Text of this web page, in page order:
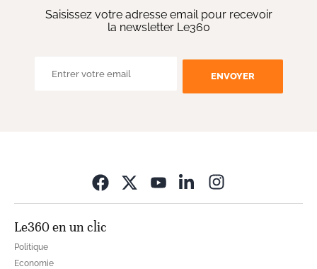
Saisissez votre adresse email pour recevoir
la newsletter Le360
ENVOYER
Le360 en un clic
Politique
Economie